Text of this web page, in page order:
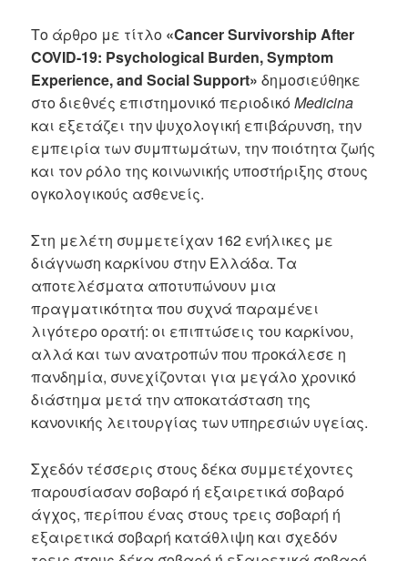
Το άρθρο με τίτλο «Cancer Survivorship After
COVID-19: Psychological Burden, Symptom
Experience, and Social Support» δημοσιεύθηκε
στο διεθνές επιστημονικό περιοδικόMedicina
και εξετάζει την ψυχολογική επιβάρυνση, την
εμπειρία των συμπτωμάτων, την ποιότητα ζωής
και τον ρόλο της κοινωνικής υποστήριξης στους
ογκολογικούς ασθενείς.
Στη μελέτη συμμετείχαν 162 ενήλικες με
διάγνωση καρκίνου στην Ελλάδα. Τα
αποτελέσματα αποτυπώνουν μια
πραγματικότητα που συχνά παραμένει
λιγότερο ορατή: οι επιπτώσεις του καρκίνου,
αλλά και των ανατροπών που προκάλεσε η
πανδημία, συνεχίζονται για μεγάλο χρονικό
διάστημα μετά την αποκατάσταση της
κανονικής λειτουργίας των υπηρεσιών υγείας.
Σχεδόν τέσσερις στους δέκα συμμετέχοντες
παρουσίασαν σοβαρό ή εξαιρετικά σοβαρό
άγχος, περίπου ένας στους τρεις σοβαρή ή
εξαιρετικά σοβαρή κατάθλιψη και σχεδόν